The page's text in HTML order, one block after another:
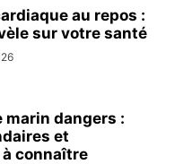
au repos :
sur votre santé
marin dangers :
et
connaître